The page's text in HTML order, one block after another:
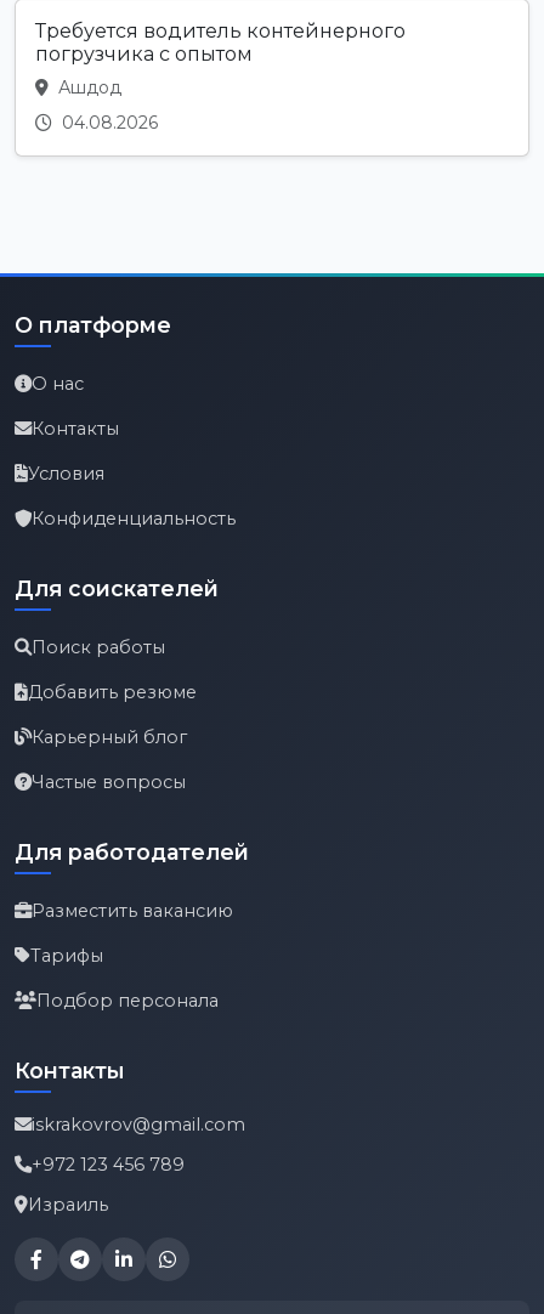
Требуется водитель контейнерного
погрузчика с опытом
Ашдод
04.08.2026
О платформе
О нас
Контакты
Условия
Конфиденциальность
Для соискателей
Поиск работы
Добавить резюме
Карьерный блог
Частые вопросы
Для работодателей
Разместить вакансию
Тарифы
Подбор персонала
Контакты
iskrakovrov@gmail.com
+972 123 456 789
Израиль